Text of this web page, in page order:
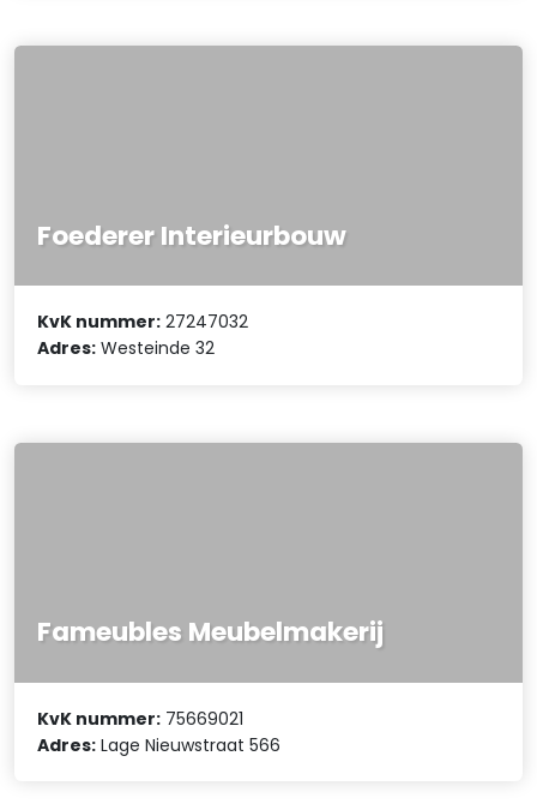
Foederer Interieurbouw
KvK nummer: 27247032
Adres: Westeinde 32
Fameubles Meubelmakerij
KvK nummer: 75669021
Adres: Lage Nieuwstraat 566